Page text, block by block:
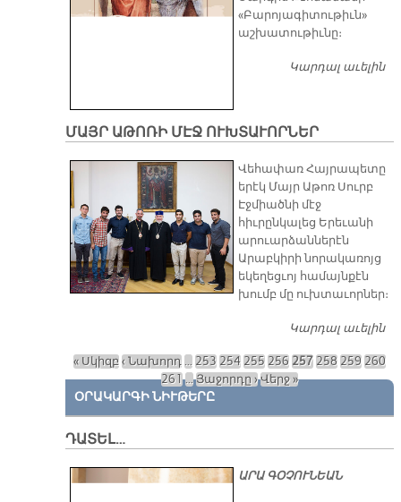
«Բարոյագիտութիւն»
աշխատութիւնը։
Կարդալ աւելին
ՄԱՅՐ ԱԹՈՌԻ ՄԷՋ ՈՒԽՏԱՒՈՐՆԵՐ
Վեհափառ Հայրապետը
երէկ Մայր Աթոռ Սուրբ
Էջմիածնի մէջ
հիւրընկալեց Երեւանի
արուարձաններէն
Արաբկիրի նորակառոյց
եկեղեցւոյ համայնքէն
խումբ մը ուխտաւորներ։
Կարդալ աւելին
Էջեր
« Սկիզբ‹ Նախորդ … 253 254 255 256 257 258 259 260
261 …Յաջորդը ›Վերջ »
ՕՐԱԿԱՐԳԻ ՆԻՒԹԵՐԸ
ԴԱՏԵԼ…
ԱՐԱ ԳՕՉՈՒՆԵԱՆ